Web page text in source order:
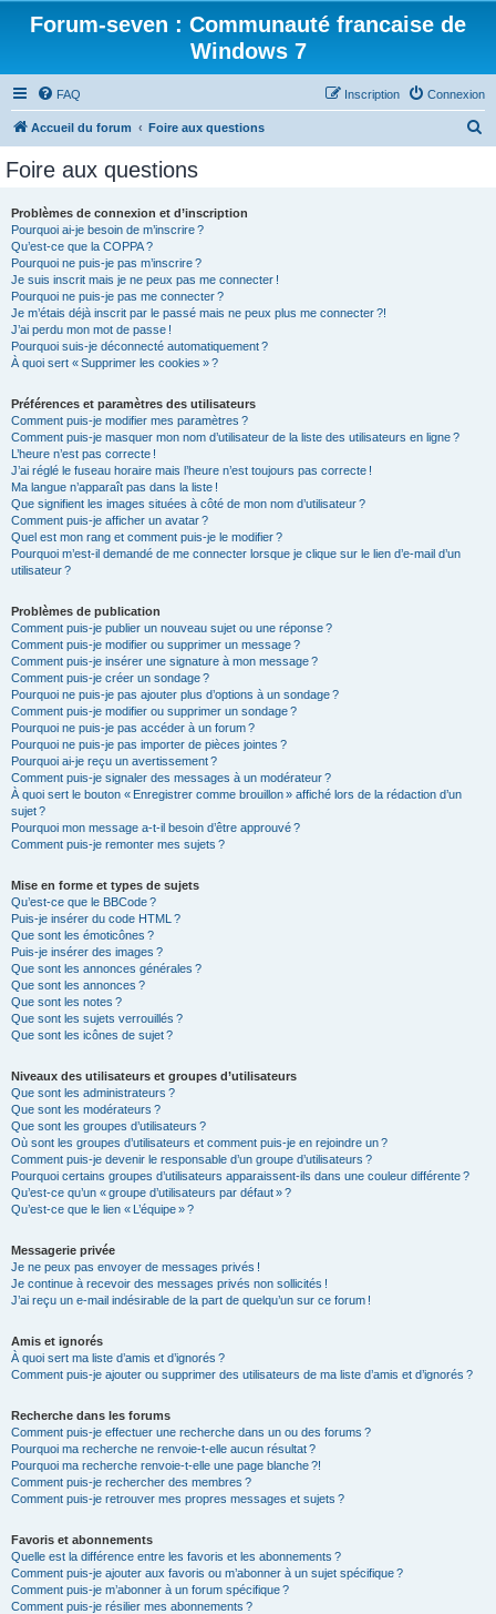
Forum-seven : Communauté francaise de
Windows 7
FAQ Connexion
Inscription
Accueil du forum Foire aux questions
Foire aux questions
Problèmes de connexion et d’inscription
Pourquoi ai-je besoin de m’inscrire ?
Qu’est-ce que la COPPA ?
Pourquoi ne puis-je pas m’inscrire ?
Je suis inscrit mais je ne peux pas me connecter !
Pourquoi ne puis-je pas me connecter ?
Je m’étais déjà inscrit par le passé mais ne peux plus me connecter ?!
J’ai perdu mon mot de passe !
Pourquoi suis-je déconnecté automatiquement ?
À quoi sert « Supprimer les cookies » ?
Préférences et paramètres des utilisateurs
Comment puis-je modifier mes paramètres ?
Comment puis-je masquer mon nom d’utilisateur de la liste des utilisateurs en ligne ?
L’heure n’est pas correcte !
J’ai réglé le fuseau horaire mais l’heure n’est toujours pas correcte !
Ma langue n’apparaît pas dans la liste !
Que signifient les images situées à côté de mon nom d’utilisateur ?
Comment puis-je afficher un avatar ?
Quel est mon rang et comment puis-je le modifier ?
Pourquoi m’est-il demandé de me connecter lorsque je clique sur le lien d’e-mail d’un
utilisateur ?
Problèmes de publication
Comment puis-je publier un nouveau sujet ou une réponse ?
Comment puis-je modifier ou supprimer un message ?
Comment puis-je insérer une signature à mon message ?
Comment puis-je créer un sondage ?
Pourquoi ne puis-je pas ajouter plus d’options à un sondage ?
Comment puis-je modifier ou supprimer un sondage ?
Pourquoi ne puis-je pas accéder à un forum ?
Pourquoi ne puis-je pas importer de pièces jointes ?
Pourquoi ai-je reçu un avertissement ?
Comment puis-je signaler des messages à un modérateur ?
À quoi sert le bouton « Enregistrer comme brouillon » affiché lors de la rédaction d’un
sujet ?
Pourquoi mon message a-t-il besoin d’être approuvé ?
Comment puis-je remonter mes sujets ?
Mise en forme et types de sujets
Qu’est-ce que le BBCode ?
Puis-je insérer du code HTML ?
Que sont les émoticônes ?
Puis-je insérer des images ?
Que sont les annonces générales ?
Que sont les annonces ?
Que sont les notes ?
Que sont les sujets verrouillés ?
Que sont les icônes de sujet ?
Niveaux des utilisateurs et groupes d’utilisateurs
Que sont les administrateurs ?
Que sont les modérateurs ?
Que sont les groupes d’utilisateurs ?
Où sont les groupes d’utilisateurs et comment puis-je en rejoindre un ?
Comment puis-je devenir le responsable d’un groupe d’utilisateurs ?
Pourquoi certains groupes d’utilisateurs apparaissent-ils dans une couleur différente ?
Qu’est-ce qu’un « groupe d’utilisateurs par défaut » ?
Qu’est-ce que le lien « L’équipe » ?
Messagerie privée
Je ne peux pas envoyer de messages privés !
Je continue à recevoir des messages privés non sollicités !
J’ai reçu un e-mail indésirable de la part de quelqu’un sur ce forum !
Amis et ignorés
À quoi sert ma liste d’amis et d’ignorés ?
Comment puis-je ajouter ou supprimer des utilisateurs de ma liste d’amis et d’ignorés ?
Recherche dans les forums
Comment puis-je effectuer une recherche dans un ou des forums ?
Pourquoi ma recherche ne renvoie-t-elle aucun résultat ?
Pourquoi ma recherche renvoie-t-elle une page blanche ?!
Comment puis-je rechercher des membres ?
Comment puis-je retrouver mes propres messages et sujets ?
Favoris et abonnements
Quelle est la différence entre les favoris et les abonnements ?
Comment puis-je ajouter aux favoris ou m’abonner à un sujet spécifique ?
Comment puis-je m’abonner à un forum spécifique ?
Comment puis-je résilier mes abonnements ?